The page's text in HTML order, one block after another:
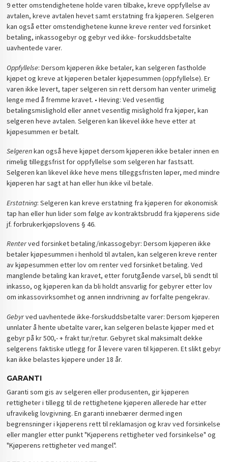
9 etter omstendighetene holde varen tilbake, kreve oppfyllelse av
avtalen, kreve avtalen hevet samt erstatning fra kjøperen. Selgeren
kan også etter omstendighetene kunne kreve renter ved forsinket
betaling, inkassogebyr og gebyr ved ikke- forskuddsbetalte
uavhentede varer.
Oppfyllelse: Dersom kjøperen ikke betaler, kan selgeren fastholde
kjøpet og kreve at kjøperen betaler kjøpesummen (oppfyllelse). Er
varen ikke levert, taper selgeren sin rett dersom han venter urimelig
lenge med å fremme kravet. • Heving: Ved vesentlig
betalingsmislighold eller annet vesentlig mislighold fra kjøper, kan
selgeren heve avtalen. Selgeren kan likevel ikke heve etter at
kjøpesummen er betalt.
Selgerenkan også heve kjøpet dersom kjøperen ikke betaler innen en
rimelig tilleggsfrist for oppfyllelse som selgeren har fastsatt.
Selgeren kan likevel ikke heve mens tilleggsfristen løper, med mindre
kjøperen har sagt at han eller hun ikke vil betale.
Erstatning: Selgeren kan kreve erstatning fra kjøperen for økonomisk
tap han eller hun lider som følge av kontraktsbrudd fra kjøperens side
jf. forbrukerkjøpslovens § 46.
Renterved forsinket betaling/inkassogebyr: Dersom kjøperen ikke
betaler kjøpesummen i henhold til avtalen, kan selgeren kreve renter
av kjøpesummen etter lov om renter ved forsinket betaling. Ved
manglende betaling kan kravet, etter forutgående varsel, bli sendt til
inkasso, og kjøperen kan da bli holdt ansvarlig for gebyrer etter lov
om inkassovirksomhet og annen inndrivning av forfalte pengekrav.
Gebyrved uavhentede ikke-forskuddsbetalte varer: Dersom kjøperen
unnlater å hente ubetalte varer, kan selgeren belaste kjøper med et
gebyr på kr 500,- + frakt tur/retur. Gebyret skal maksimalt dekke
selgerens faktiske utlegg for å levere varen til kjøperen. Et slikt gebyr
kan ikke belastes kjøpere under 18 år.
GARANTI
Garanti som gis av selgeren eller produsenten, gir kjøperen
rettigheter i tillegg til de rettighetene kjøperen allerede har etter
ufravikelig lovgivning. En garanti innebærer dermed ingen
begrensninger i kjøperens rett til reklamasjon og krav ved forsinkelse
eller mangler etter punkt "Kjøperens rettigheter ved forsinkelse" og
"Kjøperens rettigheter ved mangel".